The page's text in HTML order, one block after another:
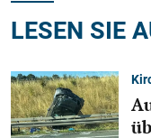
LESEN SIE